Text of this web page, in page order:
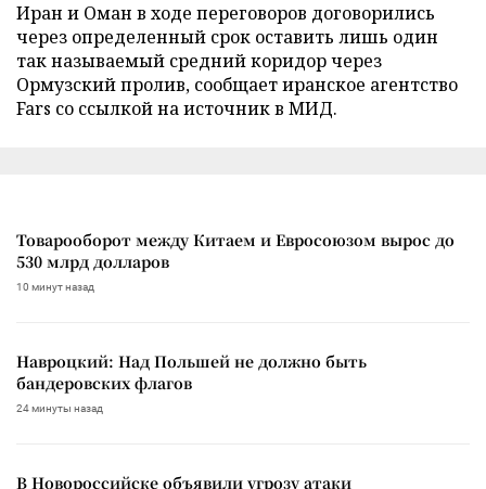
Иран и Оман в ходе переговоров договорились
через определенный срок оставить лишь один
так называемый средний коридор через
Ормузский пролив, сообщает иранское агентство
Fars со ссылкой на источник в МИД.
Товарооборот между Китаем и Евросоюзом вырос до
530 млрд долларов
10 минут назад
Навроцкий: Над Польшей не должно быть
бандеровских флагов
24 минуты назад
В Новороссийске объявили угрозу атаки